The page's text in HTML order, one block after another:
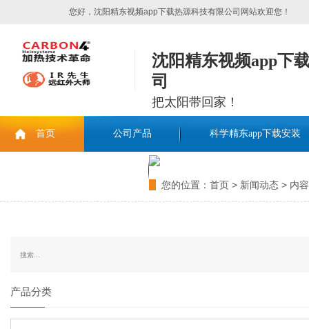
您好，沈阳精东视频app下载热源科技有限公司网站欢迎您！
沈阳精东视频app下
司
把太阳带回家！
首页 公司产品 科学精东app下载安装
您的位置： 首页 > 新闻动态 > 内容
产品分类